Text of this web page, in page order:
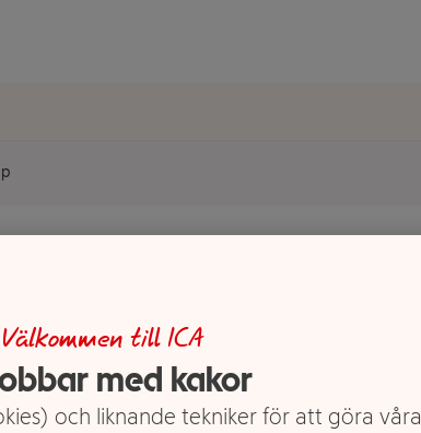
Välkommen till ICA
med kakor
och liknande tekniker för att göra våra